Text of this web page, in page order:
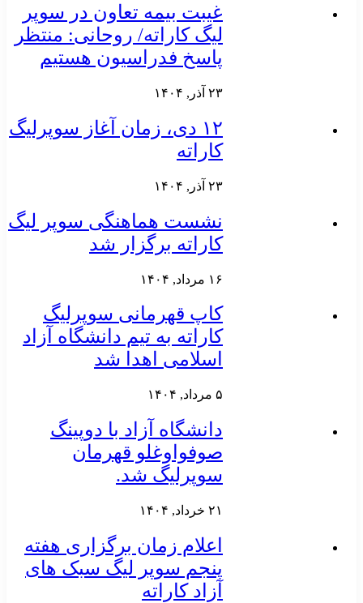
غیبت بیمه تعاون در سوپر
لیگ کاراته/ روحانی: منتظر
پاسخ فدراسیون هستیم
۲۳ آذر, ۱۴۰۴
۱۲ دی، زمان آغاز سوپرلیگ
کاراته
۲۳ آذر, ۱۴۰۴
نشست هماهنگی سوپر لیگ
کاراته برگزار شد
۱۶ مرداد, ۱۴۰۴
کاپ قهرمانی سوپرلیگ
کاراته به تیم دانشگاه آزاد
اسلامی اهدا شد
۵ مرداد, ۱۴۰۴
دانشگاه آزاد با دوپینگ
صوفواوغلو قهرمان
سوپرلیگ شد.
۲۱ خرداد, ۱۴۰۴
اعلام زمان برگزاری هفته
پنجم سوپر لیگ سبک های
آزاد کاراته